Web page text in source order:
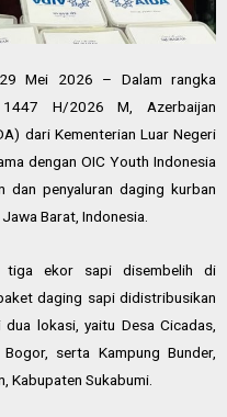
Mei 2026 – Dalam rangka
H/2026 M, Azerbaijan
dari Kementerian Luar Negeri
dengan OIC Youth Indonesia
dan penyaluran daging kurban
Barat, Indonesia.
tiga ekor sapi disembelih di
daging sapi didistribusikan
lokasi, yaitu Desa Cicadas,
serta Kampung Bunder,
Kabupaten Sukabumi.